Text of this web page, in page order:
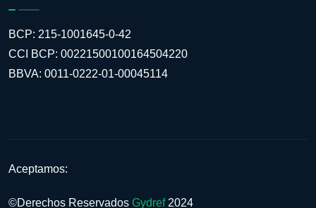
BCP: 215-1001645-0-42
CCI BCP: 00221500100164504220
BBVA: 0011-0222-01-00045114
Aceptamos:
©Derechos Reservados Gydref 2024